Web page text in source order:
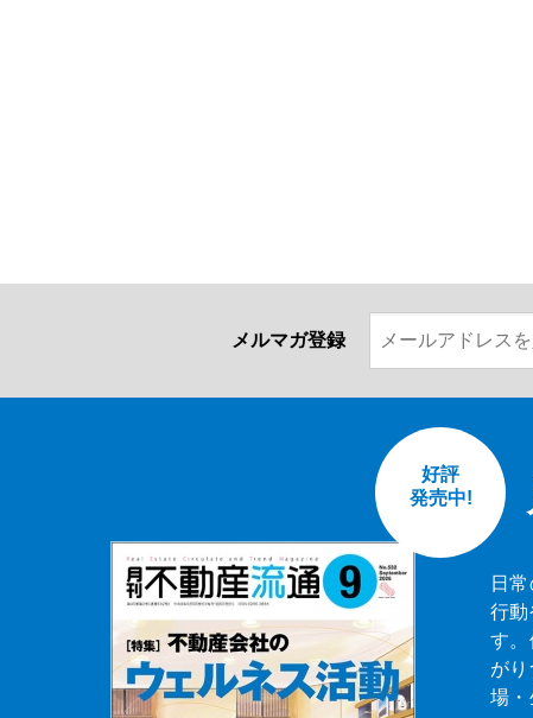
メルマガ登録
好評
発売中!
日
行動
す
が
場・